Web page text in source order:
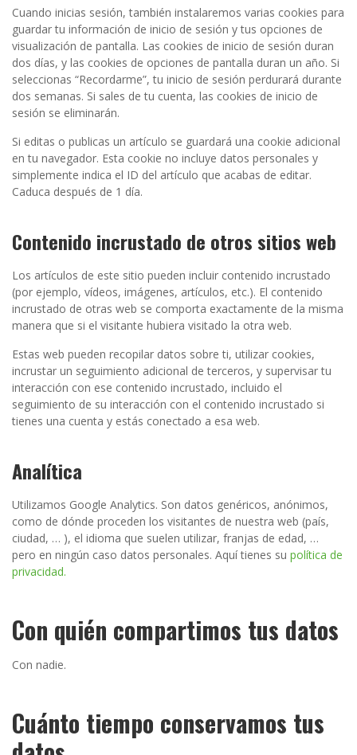
Cuando inicias sesión, también instalaremos varias cookies para
guardar tu información de inicio de sesión y tus opciones de
visualización de pantalla. Las cookies de inicio de sesión duran
dos días, y las cookies de opciones de pantalla duran un año. Si
seleccionas “Recordarme”, tu inicio de sesión perdurará durante
dos semanas. Si sales de tu cuenta, las cookies de inicio de
sesión se eliminarán.
Si editas o publicas un artículo se guardará una cookie adicional
en tu navegador. Esta cookie no incluye datos personales y
simplemente indica el ID del artículo que acabas de editar.
Caduca después de 1 día.
Contenido incrustado de otros sitios web
Los artículos de este sitio pueden incluir contenido incrustado
(por ejemplo, vídeos, imágenes, artículos, etc.). El contenido
incrustado de otras web se comporta exactamente de la misma
manera que si el visitante hubiera visitado la otra web.
Estas web pueden recopilar datos sobre ti, utilizar cookies,
incrustar un seguimiento adicional de terceros, y supervisar tu
interacción con ese contenido incrustado, incluido el
seguimiento de su interacción con el contenido incrustado si
tienes una cuenta y estás conectado a esa web.
Analítica
Utilizamos Google Analytics. Son datos genéricos, anónimos,
como de dónde proceden los visitantes de nuestra web (país,
ciudad, … ), el idioma que suelen utilizar, franjas de edad, …
pero en ningún caso datos personales. Aquí tienes su política de
privacidad.
Con quién compartimos tus datos
Con nadie.
Cuánto tiempo conservamos tus